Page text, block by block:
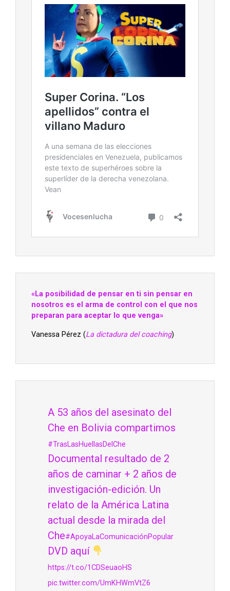
«La posibilidad de pensar en ti sin pensar en
nosotros es el arma de control con el que nos
preparan para aceptar lo que venga»
Vanessa Pérez (La dictadura del coaching)
A 53 años del asesinato del
Che en Bolivia compartimos
#TrasLasHuellasDelChe
Documental resultado de 2
años de caminar + 2 años de
investigación-edición. Un
relato de la América Latina
actual desde la mirada del
Che#ApoyaLaComunicaciónPopular
DVD aquí
https://t.co/1CDSeuaoHS
pic.twitter.com/UmKHWmVtZ6